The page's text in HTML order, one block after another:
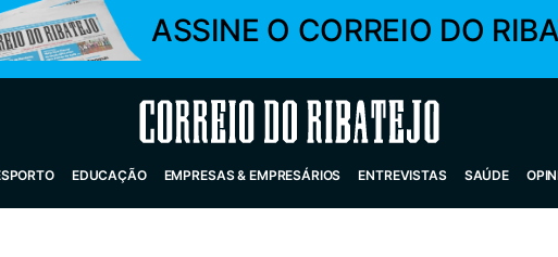
ASSINE O CORREIO DO
Correio do Ribatejo
EDUCAÇÃO EMPRESAS & EMPRESÁRIOS ENTREVISTAS SAÚDE